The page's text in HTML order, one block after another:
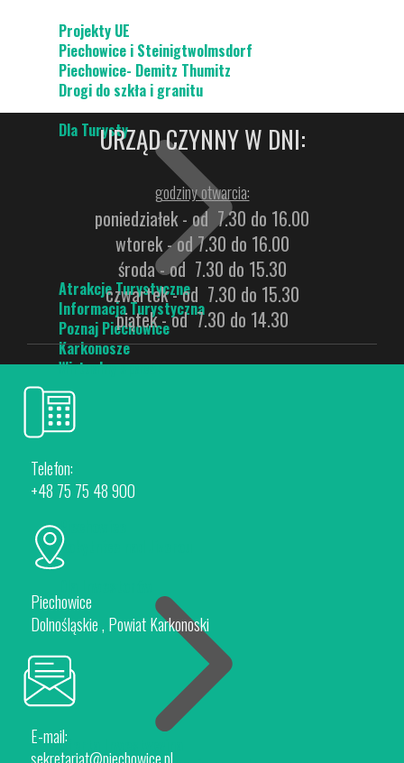
Projekty UE
Piechowice i Steinigtwolmsdorf
Piechowice- Demitz Thumitz
Drogi do szkła i granitu
Dla Turysty
Atrakcje Turystyczne
Informacja Turystyczna
Poznaj Piechowice
Karkonosze
Wirtualny spacer
Piechowice
Rokytnice nad Jizerou
Oferta Inwestycyjna
URZĄD CZYNNY W DNI:
godziny otwarcia:
poniedziałek - od 7.30 do 16.00
wtorek - od 7.30 do 16.00
środa - od 7.30 do 15.30
czwartek - od 7.30 do 15.30
piątek - od 7.30 do 14.30
Telefon:
+48 75 75 48 900
Piechowice
Dolnośląskie , Powiat Karkonoski
E-mail: